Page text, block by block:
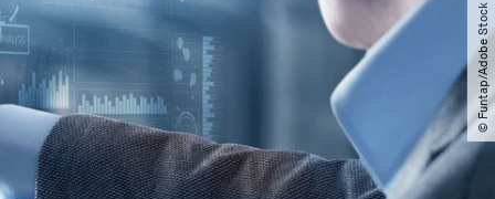
© Funtap​/​Adobe Stock